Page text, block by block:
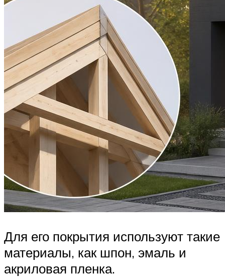
Для его покрытия используют такие
материалы, как шпон, эмаль и
акриловая пленка.